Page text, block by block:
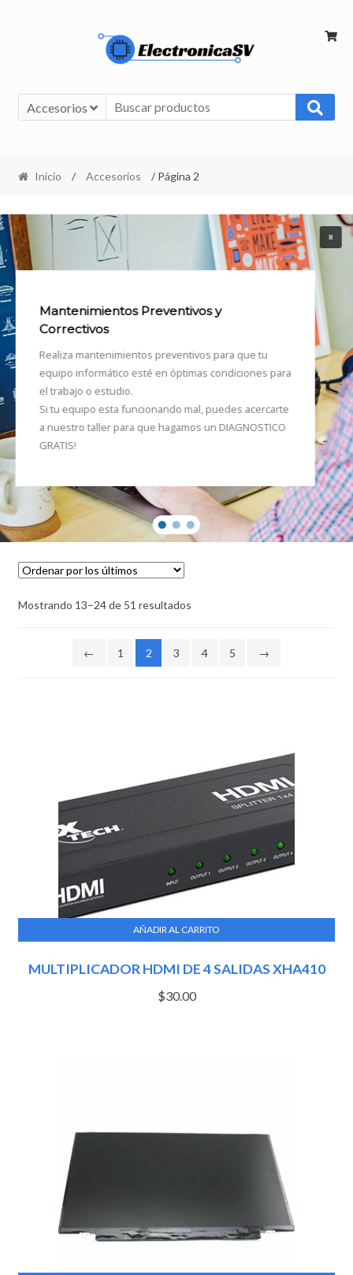
Accesorios
Inicio / Accesorios / Página 2
Mantenimientos Preventivos y
Correctivos
Realiza mantenimientos preventivos para que tu
equipo informático esté en óptimas condiciones para
el trabajo o estudio.
Si tu equipo esta funcionando mal, puedes acercarte
a nuestro taller para que hagamos un DIAGNOSTICO
GRATIS!
Mostrando 13–24 de 51 resultados
← 1 2 3 4 5 →
MULTIPLICADOR HDMI DE 4 SALIDAS XHA410
$30.00
AÑADIR AL CARRITO